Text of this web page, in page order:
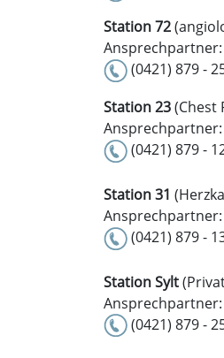
Station 72
Ansprechpartner:
(0421) 879 -
Station 23(Chest
Ansprechpartner:
(0421) 879 -
Station 31
Ansprechpartner:
(0421) 879 -
Station Sylt
(0421) 879 -